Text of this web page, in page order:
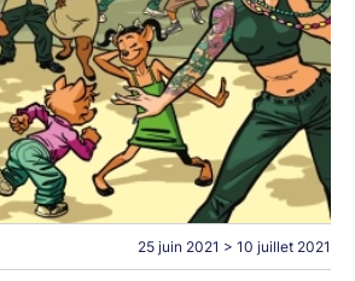
25 juin 2021 > 10 juillet 2021